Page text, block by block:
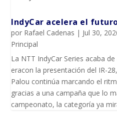
IndyCar acelera el
por Rafael Cadenas | Jul 30,
Principal
La NTT IndyCar Series acaba
eracon la presentación del IR-
Palou continúa marcando el
gracias a una campaña que lo
campeonato, la categoría ya